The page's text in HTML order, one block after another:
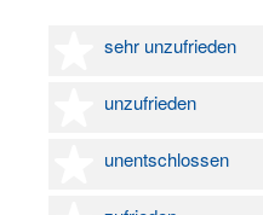
sehr unzufrieden
1 Stern
unzufrieden
2 Sterne
unentschlossen
3 Sterne